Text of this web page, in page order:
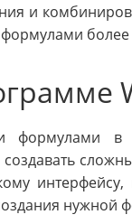
и
формулами в
нужной